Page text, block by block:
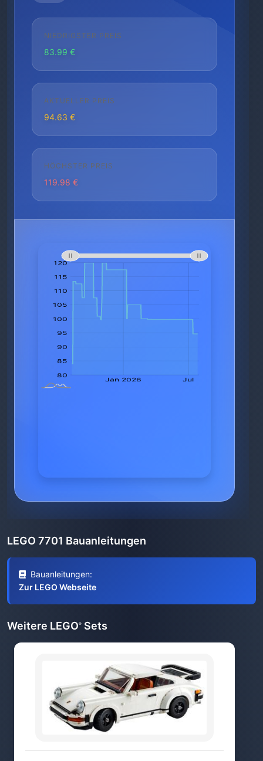
NIEDRIGSTER PREIS
83.99 €
AKTUELLER PREIS
94.63 €
HÖCHSTER PREIS
119.98 €
LEGO 7701 Bauanleitungen
Bauanleitungen:
Zur LEGO Webseite
Weitere LEGO® Sets